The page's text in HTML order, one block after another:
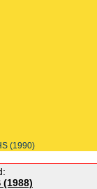
(1990)
(1988)